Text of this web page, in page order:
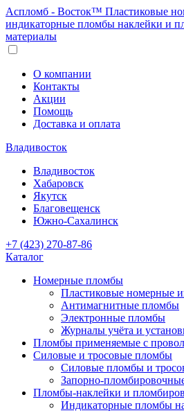
Аспломб - Восток™ Пластиковые
индикаторные пломбы наклейки и
материалы
О компании
Контакты
Акции
Помощь
Доставка и оплата
Владивосток
Владивосток
Хабаровск
Якутск
Благовещенск
Южно-Сахалинск
+7 (423) 270-87-86
Каталог
Номерные пломбы
Пластиковые номерные
Антимагнитные пломбы
Электронные пломбы
Журналы учёта и
Пломбы применяемые с
Силовые и тросовые пломбы
Силовые пломбы и
Запорно-
Пломбы-наклейки и
Индикаторные пломбы